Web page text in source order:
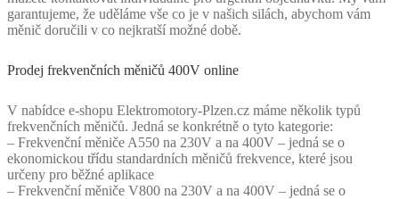
garantujeme, že uděláme vše co je v našich silách, abychom vám
měnič doručili v co nejkratší možné době.
Prodej frekvenčních měničů 400V online
V nabídce e-shopu Elektromotory-Plzen.cz máme několik typů
frekvenčních měničů. Jedná se konkrétně o tyto kategorie:
– Frekvenční měniče A550 na 230V a na 400V – jedná se o
ekonomickou třídu standardních měničů frekvence, které jsou
určeny pro běžné aplikace
– Frekvenční měniče V800 na 230V a na 400V – jedná se o